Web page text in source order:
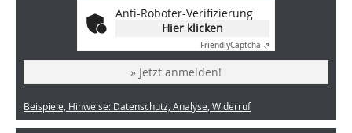
Anti-Roboter-Verifizierung
Hier klicken
FriendlyCaptcha ⇗
» Jetzt anmelden!
Beispiele, Hinweise: Datenschutz, Analyse, Widerruf